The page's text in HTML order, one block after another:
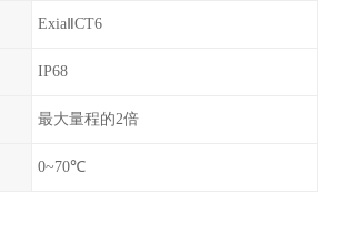
ExiaⅡCT6
IP68
最大量程的2倍
0~70℃